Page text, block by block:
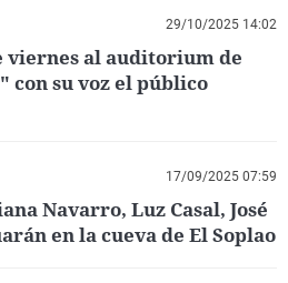
29/10/2025 14:02
viernes al auditorium de
con su voz el público
17/09/2025 07:59
Navarro, Luz Casal, José
en la cueva de El Soplao